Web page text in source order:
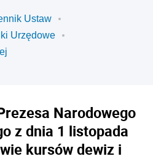
Ustaw
Urzędowe
Narodowego
z dnia 1 listopada
kursów dewiz i